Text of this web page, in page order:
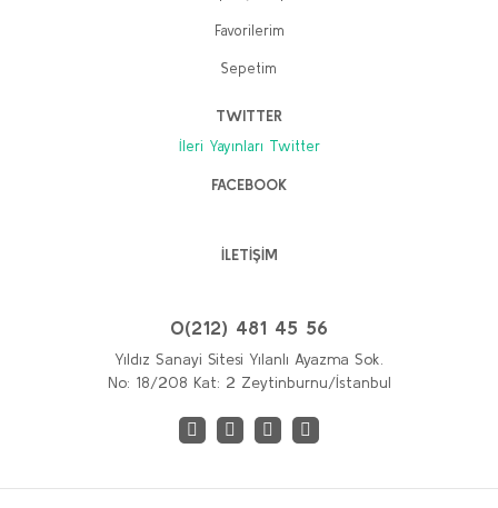
Favorilerim
Sepetim
TWITTER
İleri Yayınları Twitter
FACEBOOK
İLETİŞİM
0(212) 481 45 56
Yıldız Sanayi Sitesi Yılanlı Ayazma Sok.
No: 18/208 Kat: 2 Zeytinburnu/İstanbul